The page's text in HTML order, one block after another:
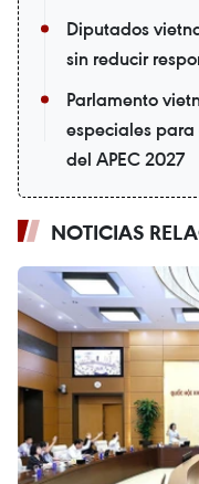
Diputados
sin reducir
Parlamento
especiales
del APEC 2027
NOTICIAS